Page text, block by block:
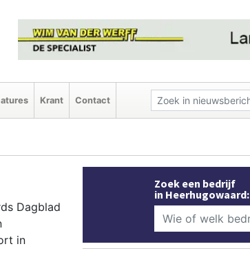
Krant Contact
Dagblad
in
Zoek een bedrijf
in Heerhugowaard: